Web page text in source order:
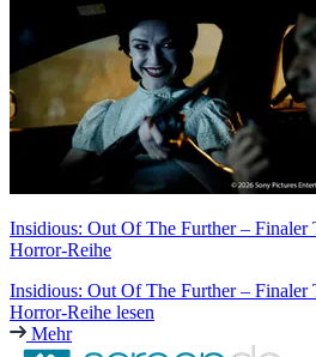
Insidious: Out Of The Further – Finaler
Horror-Reihe
Insidious: Out Of The Further – Finaler
Horror-Reihe lesen
Mehr